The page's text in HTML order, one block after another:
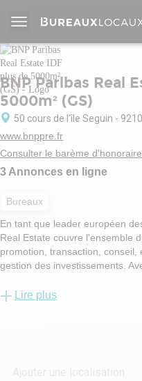
BNP Paribas Real
5000m² (GS)
50 cours de l'île Seguin -
www.bnppre.fr
Consulter le barème
3 Annonces en ligne
Bureaux
En tant que leader européen
Real Estate couvre l'ensemble
promotion, transaction,
gestion des investissements.
investisseurs et aux autorités
Lire plus